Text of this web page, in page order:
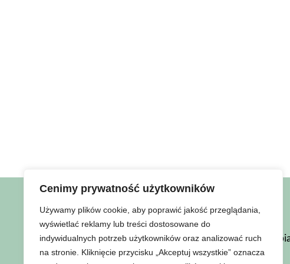
Cenimy prywatność użytkowników
Używamy plików cookie, aby poprawić jakość przeglądania,
wyświetlać reklamy lub treści dostosowane do
indywidualnych potrzeb użytkowników oraz analizować ruch
na stronie. Kliknięcie przycisku „Akceptuj wszystkie” oznacza
Strona głównaO mnie